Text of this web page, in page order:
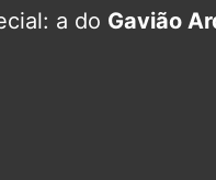
a do Gavião